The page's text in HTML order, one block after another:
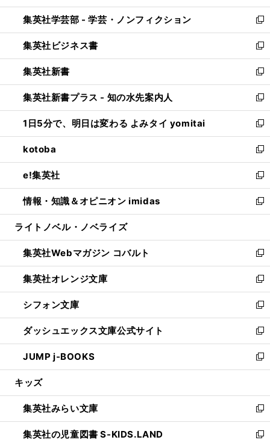
開
く
ウ
で
開
く
ン
ド
ウ
で
開
く
ウ
ィ
ン
ド
ウ
で
開
く
集英社学芸部 - 学芸・ノンフィクション
新
し
い
ウ
ィ
ン
ド
ウ
で
開
く
集英社ビジネス書
新
し
い
ウ
ィ
ン
ド
ウ
で
開
く
集英社新書
新
し
い
ウ
ィ
ン
ド
ウ
で
開
く
集英社新書プラス - 知の水先案内人
新
し
い
ウ
ィ
ン
ド
ウ
で
開
1日5分で、明日は変わる よみタイ yomitai
新
し
い
ウ
ィ
ン
ド
ウ
開
く
kotoba
新
し
い
ウ
ィ
ン
ウ
で
開
く
e!集英社
新
し
い
ウ
ン
ド
ウ
で
開
く
情報・知識＆オピニオン imidas
新
し
ウ
ィ
ン
ド
ウ
で
開
く
ライトノベル・ノベライズ
集英社Webマガジン コバルト
新
し
い
ウ
ィ
ン
ド
ウ
で
開
集英社オレンジ文庫
新
し
い
ウ
ィ
ン
ド
ウ
開
く
シフォン文庫
新
し
い
ウ
ィ
ン
ウ
で
開
く
ダッシュエックス文庫公式サイト
新
し
い
ウ
ン
ド
ウ
で
JUMP j-BOOKS
新
し
ウ
ィ
ン
ド
キッズ
集英社みらい文庫
新
し
い
集英社の児童図書 S-KIDS.LAND
新